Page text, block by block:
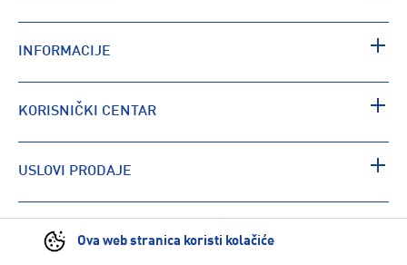
Ova web stranica koristi kolačiće
INFORMACIJE
KORISNIČKI CENTAR
USLOVI PRODAJE
PRONAĐI RADNJU